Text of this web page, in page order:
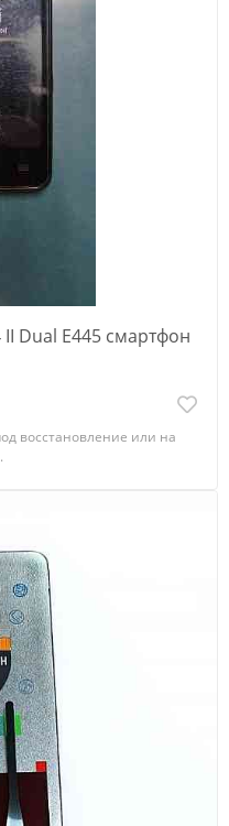
Dual E445 смартфон
восстановление или на